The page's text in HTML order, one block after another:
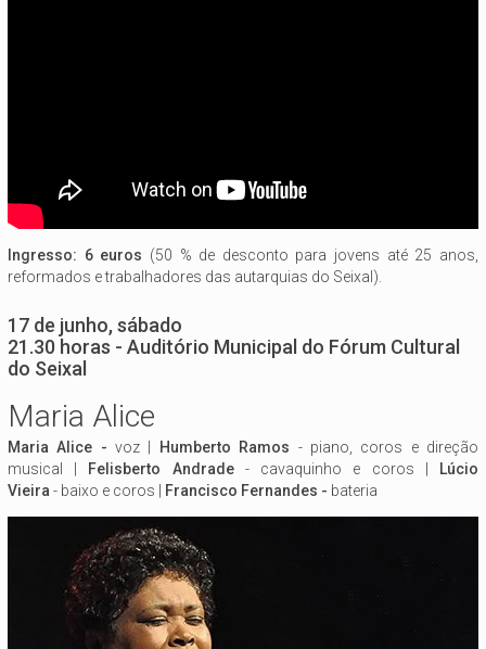
Ingresso: 6 euros (50 % de desconto para jovens até 25 anos,
reformados e trabalhadores das autarquias do Seixal).
17 de junho, sábado
21.30 horas - Auditório Municipal do Fórum Cultural
do Seixal
Maria Alice
Maria Alice -voz | Humberto Ramos - piano, coros e direção
musical | Felisberto Andrade- cavaquinho e coros |
Lúcio
Vieira- baixo e coros | Francisco Fernandes - bateria